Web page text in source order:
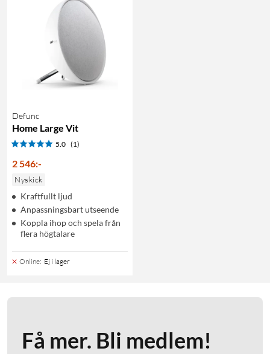
Defunc
Home Large Vit
5.0 (1)
2 546:-
Nyskick
Kraftfullt ljud
Anpassningsbart utseende
Koppla ihop och spela från
flera högtalare
Online: Ej i lager
Få mer. Bli medlem!